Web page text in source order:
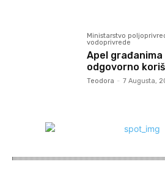
Ministarstvo
vodoprivrede
Apel
odgovorno
Teodora - 7 Augusta,